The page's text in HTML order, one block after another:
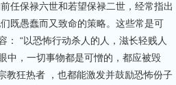
任保禄六世和若望保禄二世，经常指出
既愚蠢而又致命的策略。这些常是可
“以恐怖行动杀人的人，滋长轻贱人
中，一切事物都是可憎的，都应被毁
教狂热者 ，也都能激发并鼓励恐怖份子